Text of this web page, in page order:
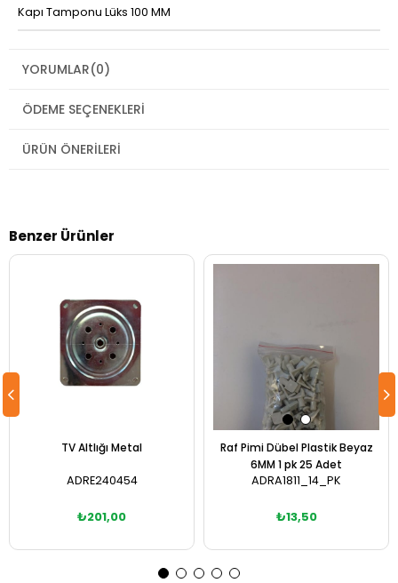
Kapı Tamponu Lüks 100 MM
YORUMLAR(0)
ÖDEME SEÇENEKLERI
ÜRÜN ÖNERILERI
Benzer Ürünler
TV Altlığı Metal
ADRE240454
₺201,00
Raf Pimi Dübel Plastik Beyaz
6MM 1 pk 25 Adet
ADRA1811_14_PK
₺13,50